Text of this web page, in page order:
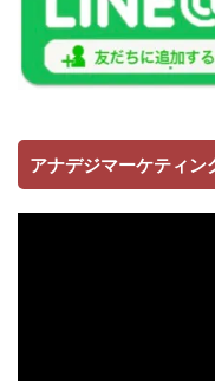
アナデジマーケティ
動